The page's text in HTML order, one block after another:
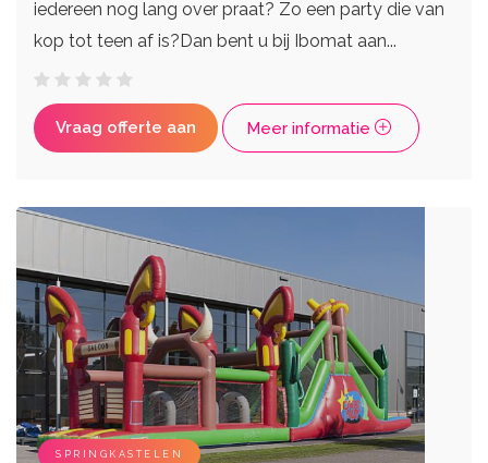
iedereen nog lang over praat? Zo een party die van
kop tot teen af is?Dan bent u bij Ibomat aan...
Vraag offerte aan Meer informatie
SPRINGKASTELEN